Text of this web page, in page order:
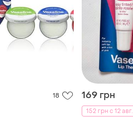
18 169 грн
152 грн с 12 авг.